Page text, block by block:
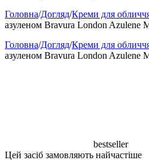
Головна/Догляд/Креми для
азуленом Bravura London Azulene
Головна/Догляд/Креми для
азуленом Bravura London Azulene
bestseller
Цей засіб замовляють найчастіше